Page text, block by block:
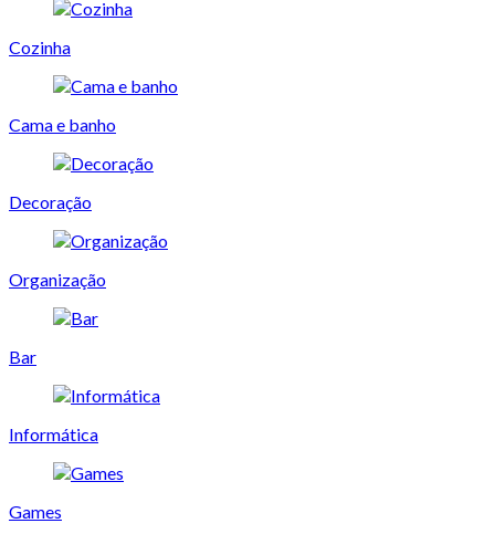
Cozinha
Cama e banho
Decoração
Organização
Bar
Informática
Games